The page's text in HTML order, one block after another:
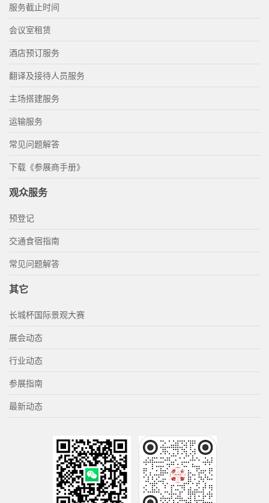
服务截止时间
会议室租赁
酒店预订服务
翻译及接待人员服务
主场搭建服务
运输服务
常见问题解答
下载《参展商手册》
观众服务
预登记
交通食宿指南
常见问题解答
其它
长城杯国际景观大赛
展会动态
行业动态
参展指南
最新动态